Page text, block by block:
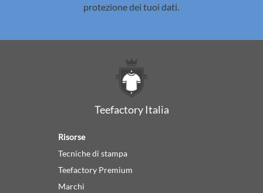
protezione dei tuoi dati.
Teefactory Italia
Risorse
Tecniche di stampa
Teefactory Premium
Marchi